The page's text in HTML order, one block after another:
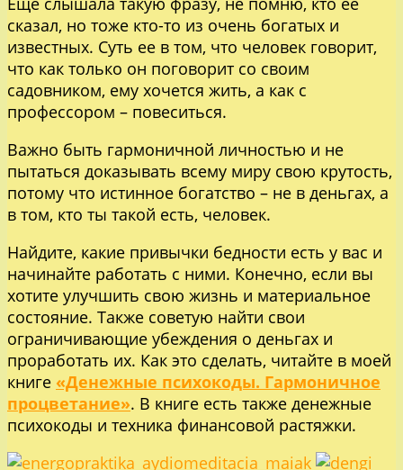
сказал, но тоже кто-то из очень богатых и
известных. Суть ее в том, что человек говорит,
что как только он поговорит со своим
садовником, ему хочется жить, а как с
профессором – повеситься.
Важно быть гармоничной личностью и не
пытаться доказывать всему миру свою крутость,
потому что истинное богатство – не в деньгах, а
в том, кто ты такой есть, человек.
Найдите, какие привычки бедности есть у вас и
начинайте работать с ними. Конечно, если вы
хотите улучшить свою жизнь и материальное
состояние. Также советую найти свои
ограничивающие убеждения о деньгах и
проработать их. Как это сделать, читайте в моей
книге «Денежные психокоды. Гармоничное
процветание». В книге есть также денежные
психокоды и техника финансовой растяжки.